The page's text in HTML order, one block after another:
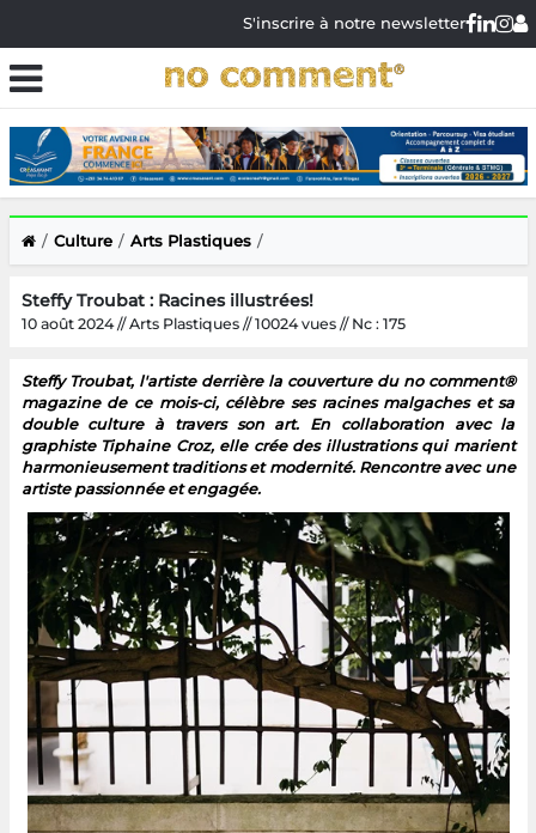
S'inscrire à notre newsletter
Culture Arts Plastiques
Steffy Troubat : Racines illustrées!
10 août 2024 // Arts Plastiques // 10024 vues // Nc : 175
Steffy Troubat, l'artiste derrière la couverture du no comment®
magazine de ce mois-ci, célèbre ses racines malgaches et sa
double culture à travers son art. En collaboration avec la
graphiste Tiphaine Croz, elle crée des illustrations qui marient
harmonieusement traditions et modernité. Rencontre avec une
artiste passionnée et engagée.